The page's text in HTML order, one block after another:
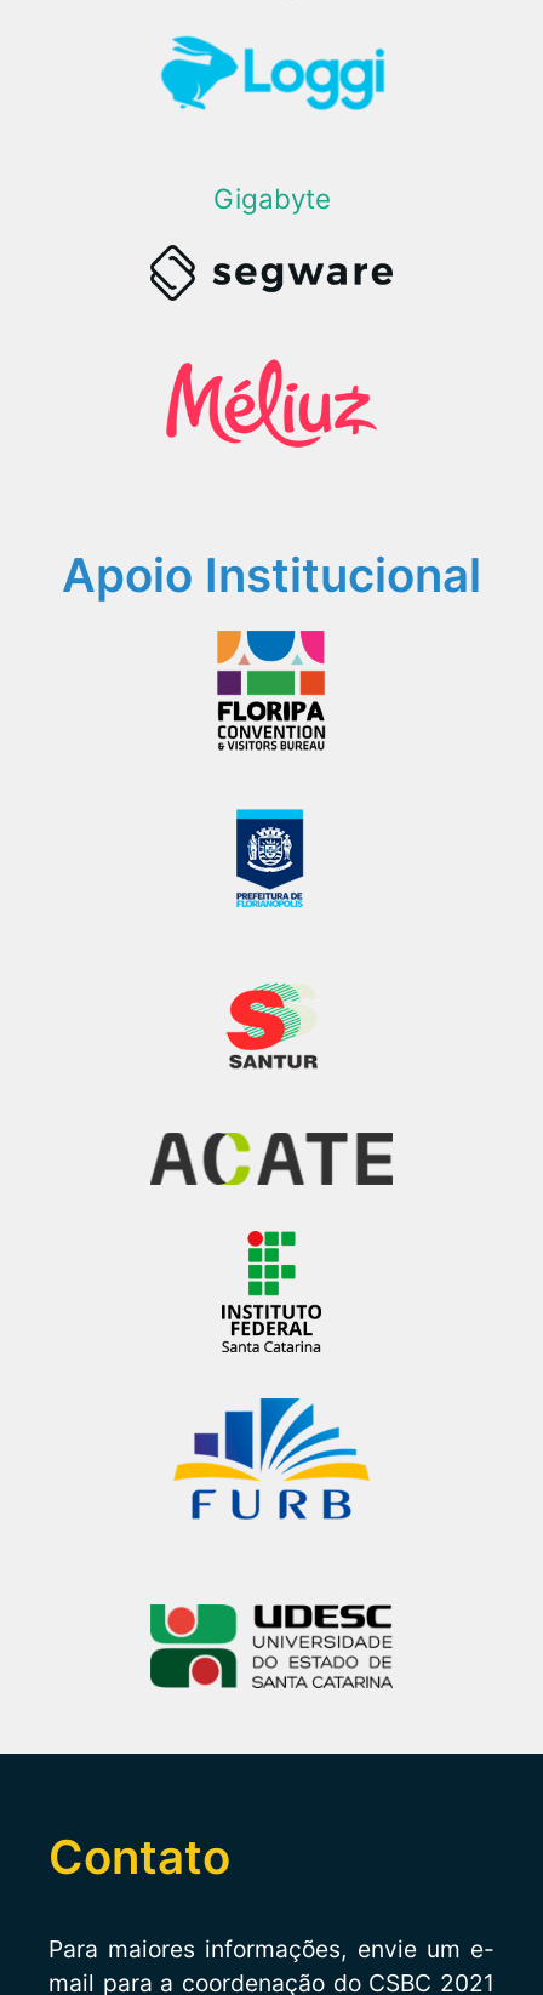
Gigabyte
Apoio Institucional
Contato
Para maiores informações, envie um e-
mail para a coordenação do CSBC 2021